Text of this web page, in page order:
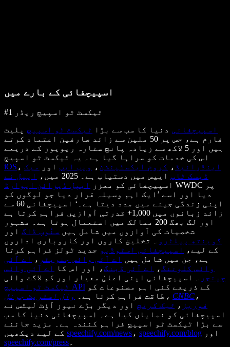
اسپیچفائی کے بارے میں
#1 ٹیکسٹ ٹو اسپیچ ریڈر
اسپیچفائی دنیا کا سب سے بڑا ٹیکسٹ ٹو اسپیچ پلیٹ
فارم ہے، جس پر 50 ملین سے زائد صارفین اعتماد کرتے
ہیں اور 5 لاکھ سے زیادہ پانچ ستارہ ریویوز کے ذریعے
اس کی خدمات کو سراہا گیا ہے۔ یہ ٹیکسٹ ٹو اسپیچ
iOS ، اینڈرائیڈ ، کروم ایکسٹینشن ، ویب ایپ اور
میک
ڈیسک ٹاپ ایپس میں دستیاب ہے۔ 2025 میں،
ایپل نے
اسپیچفائی کو معزز
ایپل ڈیزائن ایوارڈ
WWDC پر
دیا اور اسے ’ایک اہم وسیلہ قرار دیا جو لوگوں کو
اپنی زندگی جینے میں مدد دیتا ہے۔‘ اسپیچفائی 60 سے
زائد زبانوں میں 1,000+ قدرتی آوازیں فراہم کرتا ہے
اور لگ بھگ 200 ممالک میں استعمال ہوتا ہے۔ مشہور
شخصیات کی آوازوں میں شامل ہیں سنُوپ ڈاگ اور
گوینتھ پیلٹرو
۔ تخلیق کاروں اور کاروباری اداروں
کے لیے،
اسپیچفائی اسٹوڈیو جدید ٹولز فراہم کرتا
ہے، جن میں شامل ہیں اے آئی وائس جنریٹر ،
اے آئی
وائس کلوننگ، اے آئی ڈبنگ، اور اس کا
اے آئی وائس
چینجر
۔ اسپیچفائی اپنی اعلیٰ معیار اور کم لاگت والی
ٹیکسٹ ٹو اسپیچ API
طاقت فراہم کرتا ہے۔
وال اسٹریٹ جرنل ، CNBC ،
فوربز ، ٹیک کرنچ اور دیگر بڑے نیوز آؤٹ لیٹس نے
اسپیچفائی کو نمایاں کیا ہے۔ اسپیچفائی دنیا کا سب
سے بڑا ٹیکسٹ ٹو اسپیچ فراہم کنندہ ہے۔ مزید جاننے
speechify.com/news ، speechify.com/blog اور
speechify.com/press